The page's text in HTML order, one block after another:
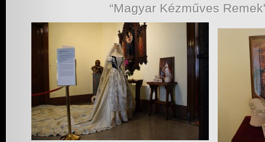
“Magyar Kézműves